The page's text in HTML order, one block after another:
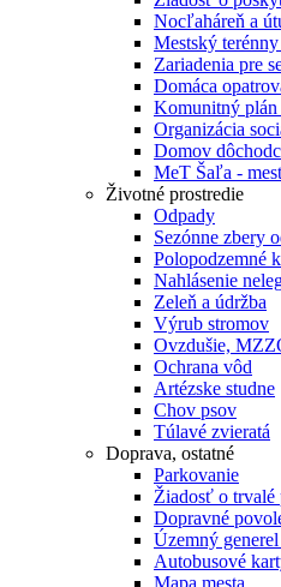
Nocľaháreň a
Mestský
Zariadenia pre
Domáca
Komunitný plán
Organizácia
Domov
MeT Šaľa -
Životné prostredie
Odpady
Sezónne zbery
Polopodzemné
Nahlásenie
Zeleň a údržba
Výrub stromov
Ovzdušie,
Ochrana vôd
Artézske studne
Chov psov
Túlavé zvieratá
Doprava, ostatné
Parkovanie
Žiadosť o trvalé
Dopravné
Územný
Autobusové
Mapa mesta